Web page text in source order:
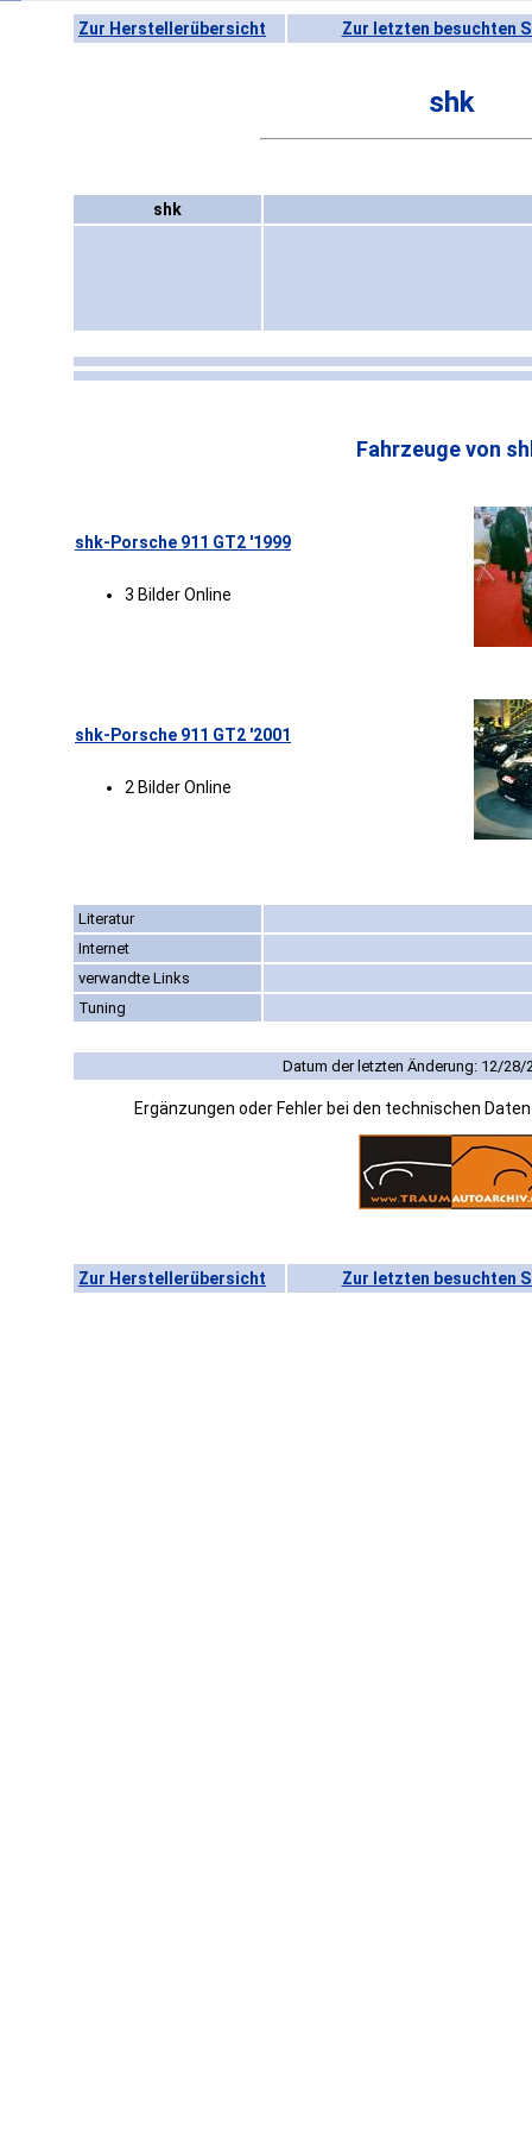
Zur Herstellerübersicht Zur letzten besuchten
shk
shk
Fahrzeuge von
shk-Porsche 911 GT2 '1999
3 Bilder Online
shk-Porsche 911 GT2 '2001
2 Bilder Online
Literatur
Internet
verwandte Links
Tuning
Datum der letzten Änderung: 12/28/
Ergänzungen oder Fehler bei den technischen
Zur Herstellerübersicht Zur letzten besuchten